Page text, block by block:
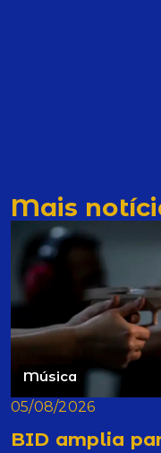
Mais
Música
05/08/2026
BID amplia